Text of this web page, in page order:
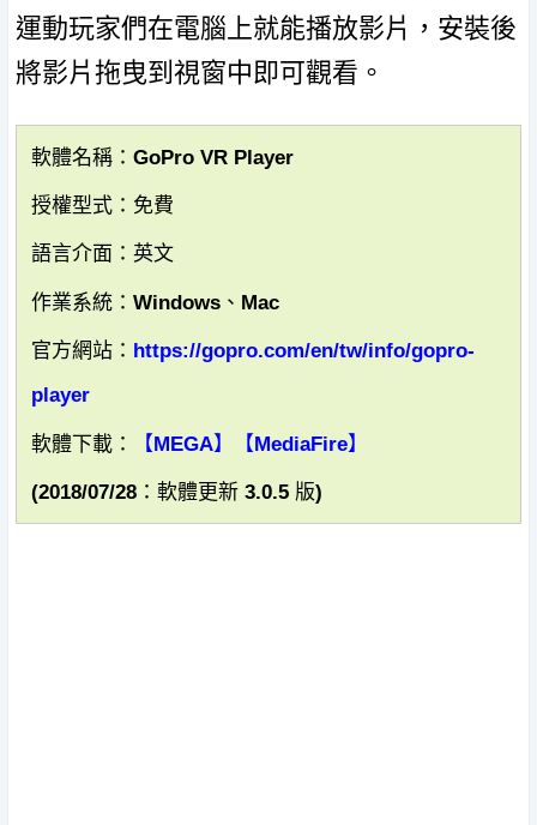
運動玩家們在電腦上就能播放影片，安裝後
將影片拖曳到視窗中即可觀看。
軟體名稱：GoPro VR Player
授權型式：免費
語言介面：英文
作業系統：Windows、Mac
官方網站： https://gopro.com/en/tw/info/gopro-
player
軟體下載： 【MEGA】 【MediaFire】
(2018/07/28：軟體更新 3.0.5 版)